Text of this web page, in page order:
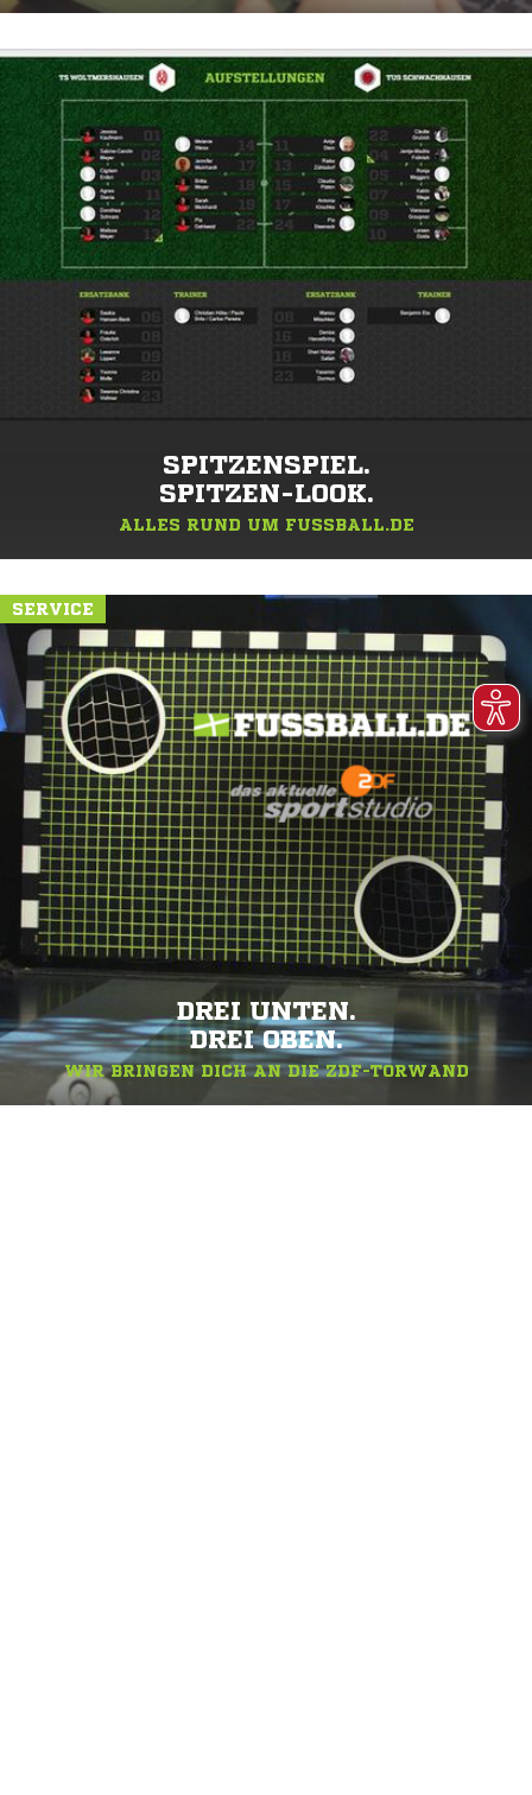
SPITZENSPIEL.
SPITZEN-LOOK.
ALLES RUND UM FUSSBALL.DE
SERVICE
DREI UNTEN.
DREI OBEN.
WIR BRINGEN DICH AN DIE ZDF-TORWAND